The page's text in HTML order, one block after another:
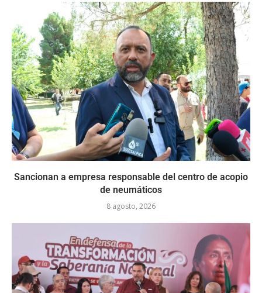
Sancionan a empresa responsable del centro de acopio
de neumáticos
8 agosto, 2026